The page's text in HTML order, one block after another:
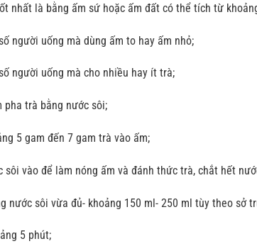
nhất là bằng ấm sứ hoặc ấm đất có thể tích từ
người uống mà dùng ấm to hay ấm nhỏ;
người uống mà cho nhiều hay ít trà;
pha trà bằng nước sôi;
5 gam đến 7 gam trà vào ấm;
sôi vào để làm nóng ấm và đánh thức trà, chắt hết
nước sôi vừa đủ- khoảng 150 ml- 250 ml tùy theo sở
5 phút;